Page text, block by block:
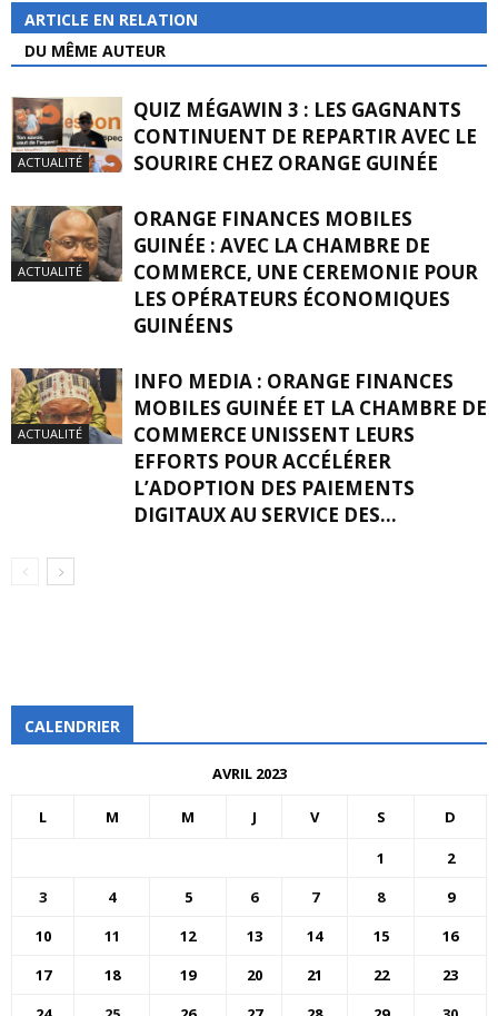
ARTICLE EN RELATION
DU MÊME AUTEUR
ACTUALITÉ
QUIZ MÉGAWIN 3 : LES GAGNANTS
CONTINUENT DE REPARTIR AVEC LE
SOURIRE CHEZ ORANGE GUINÉE
ACTUALITÉ
ORANGE FINANCES MOBILES
GUINÉE : AVEC LA CHAMBRE DE
COMMERCE, UNE CEREMONIE POUR
LES OPÉRATEURS ÉCONOMIQUES
GUINÉENS
ACTUALITÉ
INFO MEDIA : ORANGE FINANCES
MOBILES GUINÉE ET LA CHAMBRE DE
COMMERCE UNISSENT LEURS
EFFORTS POUR ACCÉLÉRER
L’ADOPTION DES PAIEMENTS
DIGITAUX AU SERVICE DES...
CALENDRIER
AVRIL 2023
L M M J V S D
1
2
3
4 5 6 7 8
9
10
11 12 13 14 15
16
17
18 19 20 21 22
23